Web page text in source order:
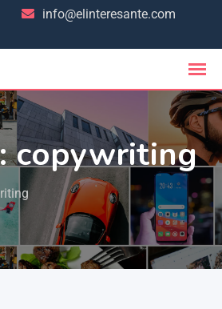
info@elinteresante.com
copywriting